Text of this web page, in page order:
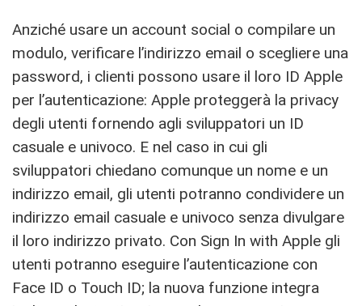
Anziché usare un account social o compilare un
modulo, verificare l’indirizzo email o scegliere una
password, i clienti possono usare il loro ID Apple
per l’autenticazione: Apple proteggerà la privacy
degli utenti fornendo agli sviluppatori un ID
casuale e univoco. E nel caso in cui gli
sviluppatori chiedano comunque un nome e un
indirizzo email, gli utenti potranno condividere un
indirizzo email casuale e univoco senza divulgare
il loro indirizzo privato. Con Sign In with Apple gli
utenti potranno eseguire l’autenticazione con
Face ID o Touch ID; la nuova funzione integra